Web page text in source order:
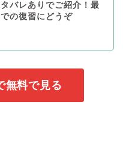
タバレありでご紹介！最
の復習にどうぞ
無料で見る